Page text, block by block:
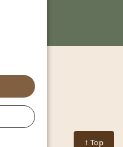
↑ Top